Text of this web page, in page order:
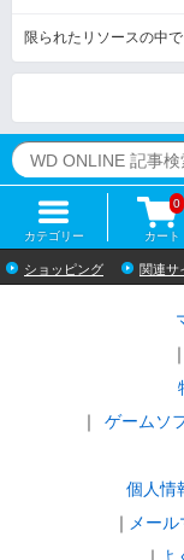
限られたリソースの中
カテゴリー カート
0
ショッピング 関連サ
ゲームソ
個人情
メール